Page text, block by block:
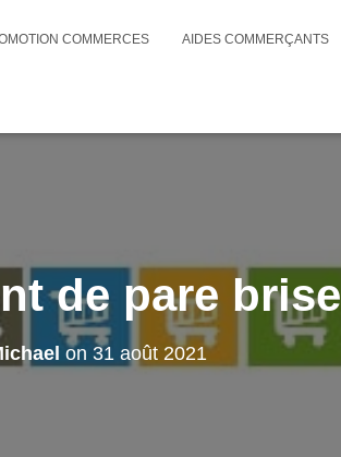
COMMERCES AIDES COMMERÇANTS
de pare brise
on 31 août 2021